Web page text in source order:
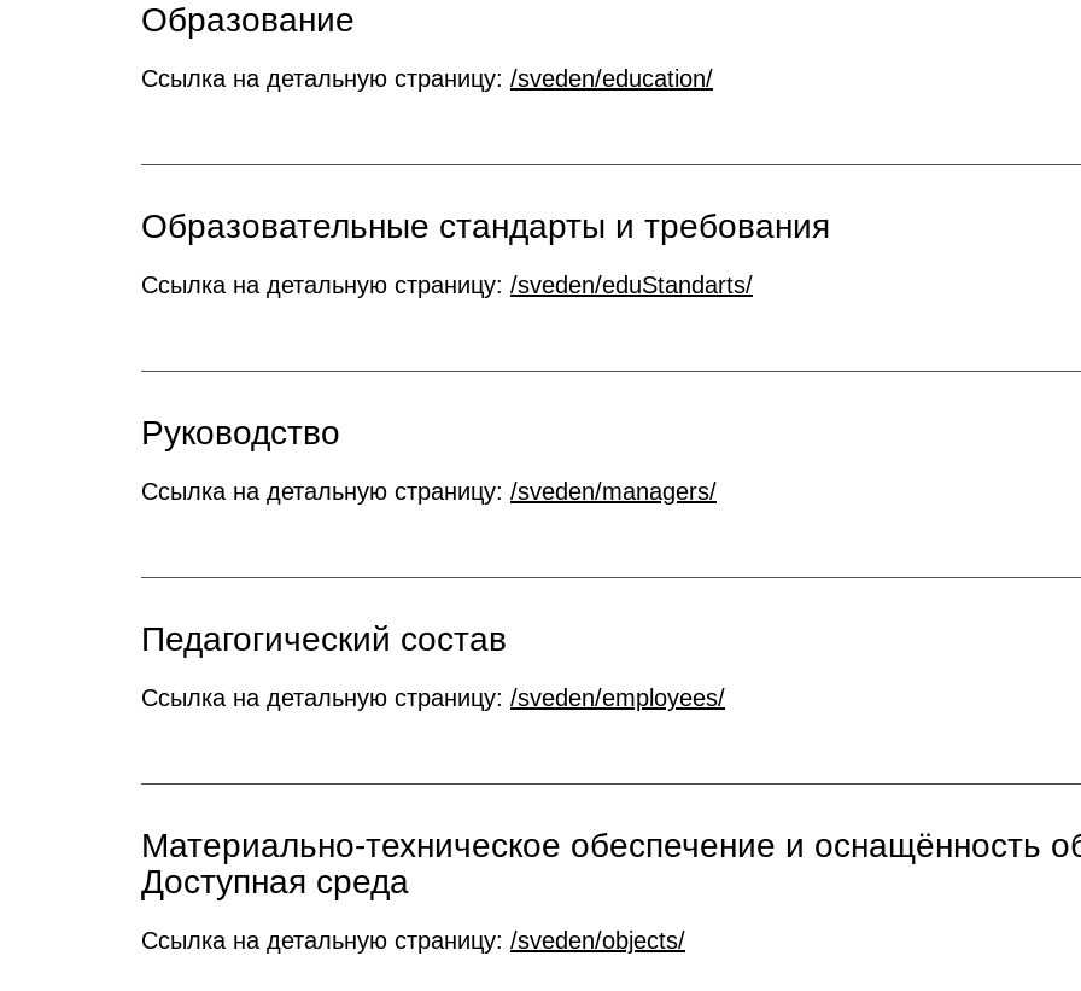
Образование
Ссылка на детальную страницу: /sveden/education/
Образовательные стандарты и требования
Ссылка на детальную страницу: /sveden/eduStandarts/
Руководство
Ссылка на детальную страницу: /sveden/managers/
Педагогический состав
Ссылка на детальную страницу: /sveden/employees/
Материально-техническое обеспечение и оснащённость
Доступная среда
Ссылка на детальную страницу: /sveden/objects/